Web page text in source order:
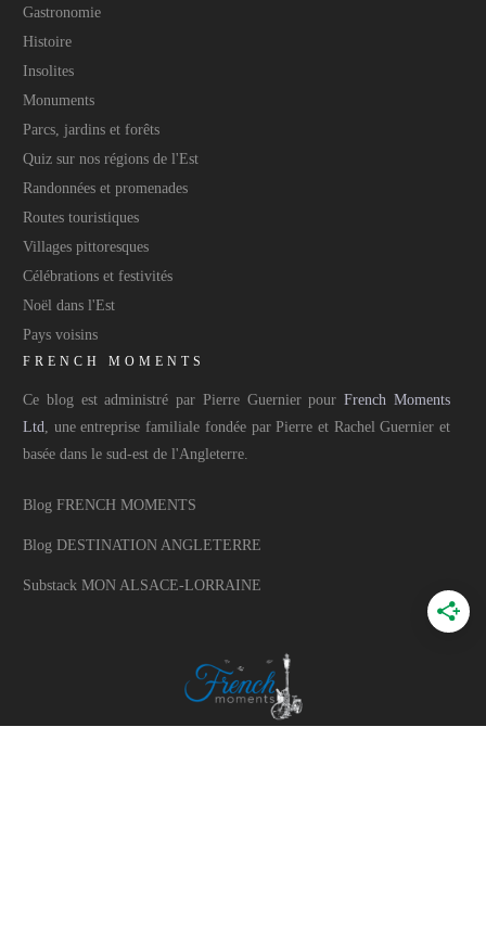
Gastronomie
Histoire
Insolites
Monuments
Parcs, jardins et forêts
Quiz sur nos régions de l'Est
Randonnées et promenades
Routes touristiques
Villages pittoresques
Célébrations et festivités
Noël dans l'Est
Pays voisins
FRENCH MOMENTS
Ce blog est administré par Pierre Guernier pourFrench Moments
Ltd, une entreprise familiale fondée par Pierre et Rachel Guernier et
basée dans le sud-est de l'Angleterre.
Blog FRENCH MOMENTS
Blog DESTINATION ANGLETERRE
Substack MON ALSACE-LORRAINE